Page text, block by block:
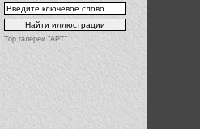
Top галереи "АРТ"